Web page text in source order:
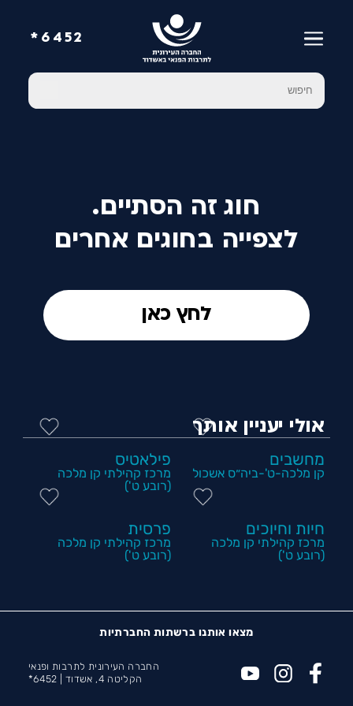
6452*
חוג זה הסתיים.
לצפייה בחוגים אחרים
לחץ כאן
אולי יעניין אותך
מחשבים
קן מלכה-ט'-ביה״ס אשכול
פילאטיס
מרכז קהילתי קן מלכה
(רובע ט')
חיות וחיוכים
מרכז קהילתי קן מלכה
(רובע ט')
פרסית
מרכז קהילתי קן מלכה
(רובע ט')
מצאו אותנו ברשתות החברתיות
החברה העירונית לתרבות ופנאי
הקליטה 4, אשדוד |
6452*